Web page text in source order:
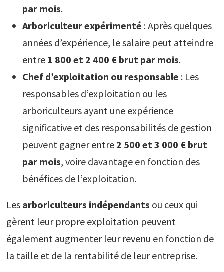
par mois.
Arboriculteur expérimenté : Après quelques
années d’expérience, le salaire peut atteindre
entre 1 800 et 2 400 € brut par mois.
Chef d’exploitation ou responsable : Les
responsables d’exploitation ou les
arboriculteurs ayant une expérience
significative et des responsabilités de gestion
peuvent gagner entre 2 500 et 3 000 € brut
par mois, voire davantage en fonction des
bénéfices de l’exploitation.
Les arboriculteurs indépendants ou ceux qui
gèrent leur propre exploitation peuvent
également augmenter leur revenu en fonction de
la taille et de la rentabilité de leur entreprise.